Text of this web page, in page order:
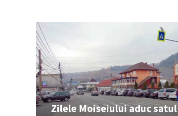
Zilele Moiseiului aduc satul